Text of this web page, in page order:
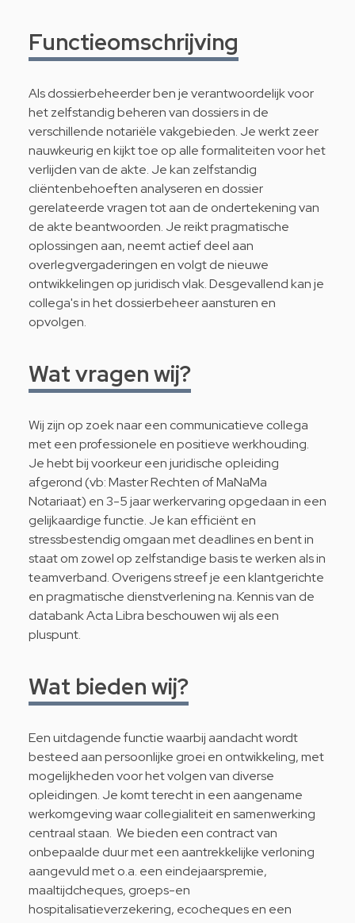
Functieomschrijving
Als dossierbeheerder ben je verantwoordelijk voor
het zelfstandig beheren van dossiers in de
verschillende notariële vakgebieden. Je werkt zeer
nauwkeurig en kijkt toe op alle formaliteiten voor het
verlijden van de akte. Je kan zelfstandig
cliëntenbehoeften analyseren en dossier
gerelateerde vragen tot aan de ondertekening van
de akte beantwoorden. Je reikt pragmatische
oplossingen aan, neemt actief deel aan
overlegvergaderingen en volgt de nieuwe
ontwikkelingen op juridisch vlak. Desgevallend kan je
collega's in het dossierbeheer aansturen en
opvolgen.
Wat vragen wij?
Wij zijn op zoek naar een communicatieve collega
met een professionele en positieve werkhouding.
Je hebt bij voorkeur een juridische opleiding
afgerond (vb: Master Rechten of MaNaMa
Notariaat) en 3-5 jaar werkervaring opgedaan in een
gelijkaardige functie. Je kan efficiënt en
stressbestendig omgaan met deadlines en bent in
staat om zowel op zelfstandige basis te werken als in
teamverband. Overigens streef je een klantgerichte
en pragmatische dienstverlening na. Kennis van de
databank Acta Libra beschouwen wij als een
pluspunt.
Wat bieden wij?
Een uitdagende functie waarbij aandacht wordt
besteed aan persoonlijke groei en ontwikkeling, met
mogelijkheden voor het volgen van diverse
opleidingen. Je komt terecht in een aangename
werkomgeving waar collegialiteit en samenwerking
centraal staan. We bieden een contract van
onbepaalde duur met een aantrekkelijke verloning
aangevuld met o.a. een eindejaarspremie,
maaltijdcheques, groeps-en
hospitalisatieverzekering, ecocheques en een